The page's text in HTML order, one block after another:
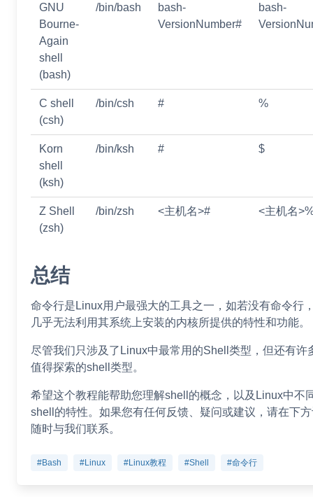
GNU
Bourne-
Again
shell
(bash)
/bin/bash
bash-
VersionNumber#
bash-
C shell
(csh)
/bin/csh # %
Korn
shell
(ksh)
/bin/ksh # $
Z Shell
(zsh)
/bin/zsh <主机名># <主机名
总结
命令行是Linux用户最强大的工具之一，如若没有命令行
几乎无法利用其系统上安装的内核所提供的特性和功能。
尽管我们只涉及了Linux中最常用的Shell类型，但还有许
值得探索的shell类型。
希望这个教程能帮助您理解shell的概念，以及Linux中不
shell的特性。如果您有任何反馈、疑问或建议，请在下
随时与我们联系。
#Bash #Linux #Linux教程 #Shell #命令行